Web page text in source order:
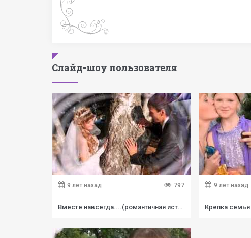
Слайд-шоу пользователя
9 лет назад 797
Вместе навсегда....(романтичная история)
9 лет назад